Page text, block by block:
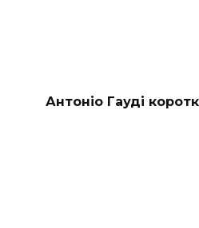
Антоніо Гауді